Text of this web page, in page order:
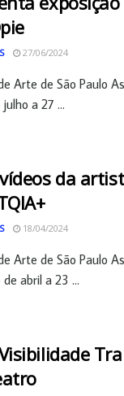
27/06/2024
Arte de São Paulo
a 27 ...
da
18/04/2024
Arte de São Paulo
abril a 23 ...